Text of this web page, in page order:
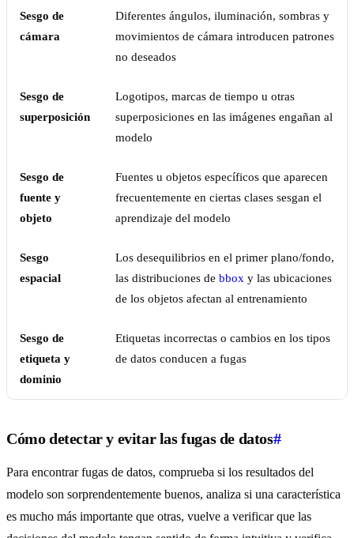
Sesgo de
cámara
Diferentes ángulos, iluminación, sombras y
movimientos de cámara introducen patrones
no deseados
Sesgo de
superposición
Logotipos, marcas de tiempo u otras
superposiciones en las imágenes engañan al
modelo
Sesgo de
fuente y
objeto
Fuentes u objetos específicos que aparecen
frecuentemente en ciertas clases sesgan el
aprendizaje del modelo
Sesgo
espacial
Los desequilibrios en el primer plano/fondo,
las distribuciones de bbox y las ubicaciones
de los objetos afectan al entrenamiento
Sesgo de
etiqueta y
dominio
Etiquetas incorrectas o cambios en los tipos
de datos conducen a fugas
Cómo detectar y evitar las fugas de datos#
Para encontrar fugas de datos, comprueba si los resultados del
modelo son sorprendentemente buenos, analiza si una característica
es mucho más importante que otras, vuelve a verificar que las